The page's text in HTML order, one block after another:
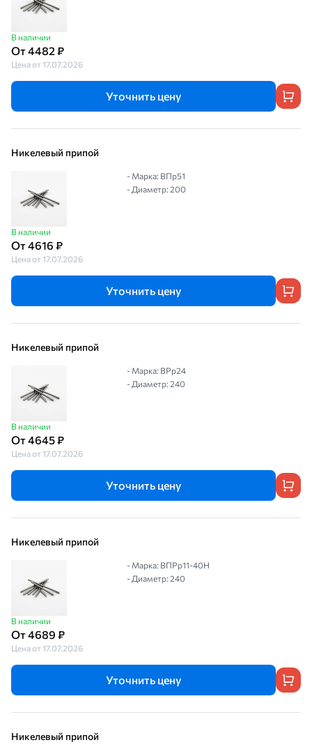
В наличии
От 4482 ₽
Цена от 17.07.2026
Уточнить цену
Никелевый припой
В наличии
От 4616 ₽
Цена от 17.07.2026
- Марка: ВПр51
- Диаметр: 200
Уточнить цену
Никелевый припой
В наличии
От 4645 ₽
Цена от 17.07.2026
- Марка: ВРр24
- Диаметр: 240
Уточнить цену
Никелевый припой
В наличии
От 4689 ₽
Цена от 17.07.2026
- Марка: ВПРр11-40Н
- Диаметр: 240
Уточнить цену
Никелевый припой